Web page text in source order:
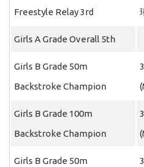
Freestyle Relay 3rd
Girls A Grade Overall 5th
Girls B Grade 50m
Backstroke Champion
Girls B Grade 100m
Backstroke Champion
Girls B Grade 50m